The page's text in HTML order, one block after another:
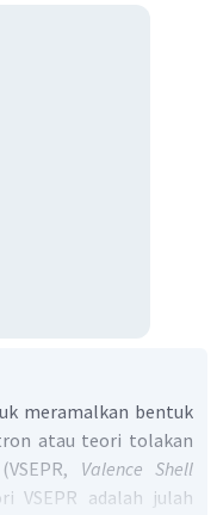
meramalkan bentuk
atau teori tolakan
Valence Shell
VSEPR adalah julah